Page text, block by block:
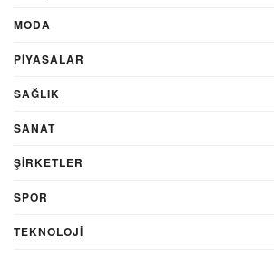
MODA
PİYASALAR
SAĞLIK
SANAT
ŞIRKETLER
SPOR
TEKNOLOJİ